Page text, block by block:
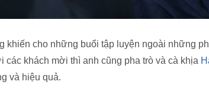
cho những buổi tập luyện ngoài những
các khách mời thì anh cũng pha trò và cà khịa
và hiệu quả.